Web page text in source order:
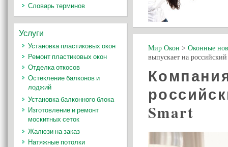
Мир Окон > Оконные
выпускает на
Smart
Словарь терминов
Услуги
Установка пластиковых окон
Ремонт пластиковых окон
Отделка откосов
Остекление балконов и
лоджий
Установка балконного блока
Изготовление и ремонт
москитных сеток
Жалюзи на заказ
Натяжные потолки